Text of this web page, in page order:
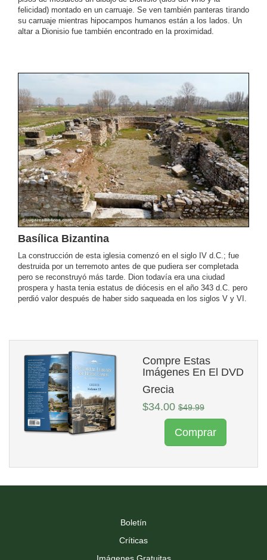
felicidad) montado en un carruaje. Se ven también panteras tirando
su carruaje mientras hipocampos humanos están a los lados. Un
altar a Dionisio fue también encontrado en la proximidad.
Basílica Bizantina
La construcción de esta iglesia comenzó en el siglo IV d.C.; fue
destruida por un terremoto antes de que pudiera ser completada
pero se reconstruyó más tarde. Dion todavía era una ciudad
prospera y hasta tenia estatus de diócesis en el año 343 d.C. pero
perdió valor después de haber sido saqueada en los siglos V y VI.
Compre Estas
Imágenes En El DVD
Grecia
$34.00 $49.99
Comprar
Boletín
Críticas
Imágenes Gratuitas